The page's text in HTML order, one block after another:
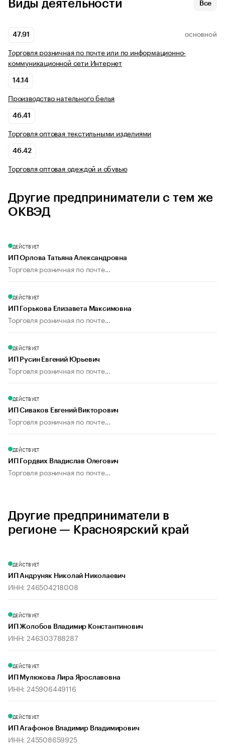
Виды деятельности Все
47.91 ОСНОВНОЙ
Торговля розничная по почте или по информационно-
коммуникационной сети Интернет
14.14
Производство нательного белья
46.41
Торговля оптовая текстильными изделиями
46.42
Торговля оптовая одеждой и обувью
Другие предприниматели с тем же
ОКВЭД
ДЕЙСТВУЕТ
ИП Орлова Татьяна Александровна
Торговля розничная по почте...
ДЕЙСТВУЕТ
ИП Горькова Елизавета Максимовна
Торговля розничная по почте...
ДЕЙСТВУЕТ
ИП Русин Евгений Юрьевич
Торговля розничная по почте...
ДЕЙСТВУЕТ
ИП Сиваков Евгений Викторович
Торговля розничная по почте...
ДЕЙСТВУЕТ
ИП Гордвих Владислав Олегович
Торговля розничная по почте...
Другие предприниматели в
регионе — Красноярский край
ДЕЙСТВУЕТ
ИП Андруняк Николай Николаевич
ИНН: 246504218008
ДЕЙСТВУЕТ
ИП Жолобов Владимир Константинович
ИНН: 246303788287
ДЕЙСТВУЕТ
ИП Мулюкова Лира Ярославовна
ИНН: 245906449116
ДЕЙСТВУЕТ
ИП Агафонов Владимир Владимирович
ИНН: 245508659925